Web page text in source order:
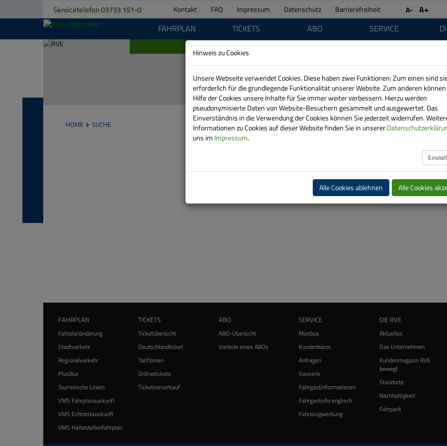
Servicetelefon03733 151-0 Kontakt FAQ Impressum Datenschutz Barrierefreiheit A- A+
FAHRPLAN TICKETS ABO SERVICE
TELEFON
HOME SUCHE
FAHRPLAN
Fahrplanänderung
Stadtverkehr
Regionalverkehr
PlusBus
Touristische Linien
VMS Fahrplanauskunft
VMS Echtzeitauskunft
VMS Haltestellenfahrplan
TICKETS
Ticketübersicht
Deutschlandticket
Tarifzonen
Onlinetickets
Ticketvorverkauf
ABO
ABO-Übersicht
Vorteile eines ABOs
SERVICE
Mietbus
Kundenbüros
Anfragen
Souvenir
Fahrgastinformationen
Fahrgastinfo englisch
Fahrzeugwerbung
DIE RVE
Aktuelles
Das Unternehmen
Kundenmagazin RVE
bewegt
Standorte
Nachhaltigkeit
Fuhrpark
Hinweis zu Cookies
Unsere Webseite verwendet Cookies. Diese haben zwei Funktionen: Zum einen sind
erforderlich für die grundlegende Funktionalität unserer Website. Zum anderen
Hilfe der Cookies unsere Inhalte für Sie immer weiter verbessern. Hierzu werden
pseudonymisierte Daten von Website-Besuchern gesammelt und ausgewertet. Das
Einverständnis in die Verwendung der Cookies können Sie jederzeit widerrufen.
Informationen zu Cookies auf dieser Website finden Sie in unserer
uns im Impressum.
Alle Cookies ablehnen Alle Cookies